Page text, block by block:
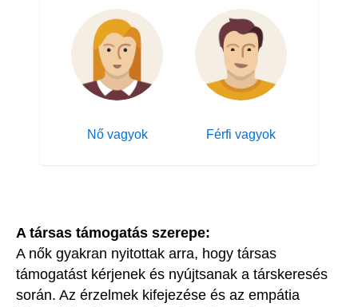
Nő vagyok Férfi vagyok
A társas támogatás szerepe:
A nők gyakran nyitottak arra, hogy társas
támogatást kérjenek és nyújtsanak a társkeresés
során. Az érzelmek kifejezése és az empátia